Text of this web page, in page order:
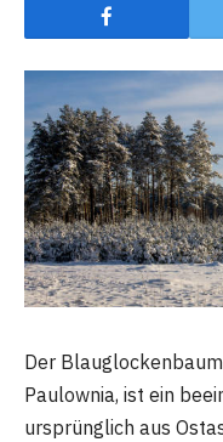
Der
Paulownia, ist ein
ursprünglich aus